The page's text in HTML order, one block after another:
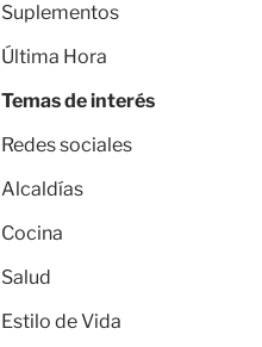
Suplementos
Última Hora
Temas de interés
Redes sociales
Alcaldías
Cocina
Salud
Estilo de Vida